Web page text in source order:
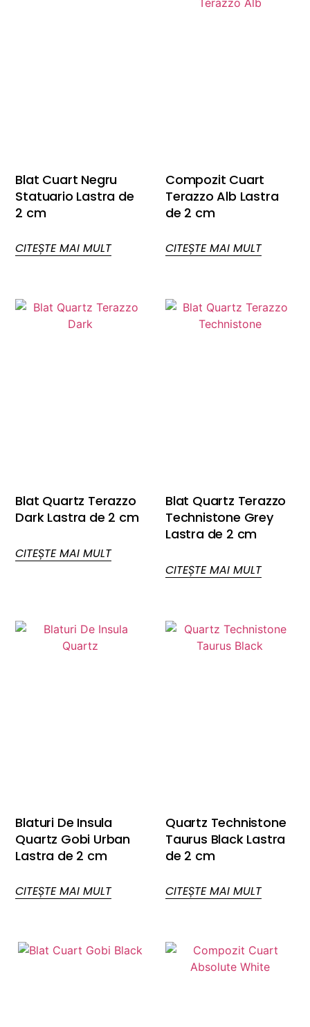
Blat Cuart Negru
Statuario Lastra de
2 cm
CITEȘTE MAI MULT
Compozit Cuart
Terazzo Alb Lastra
de 2 cm
CITEȘTE MAI MULT
Blat Quartz Terazzo
Dark Lastra de 2 cm
CITEȘTE MAI MULT
Blat Quartz Terazzo
Technistone Grey
Lastra de 2 cm
CITEȘTE MAI MULT
Blaturi De Insula
Quartz Gobi Urban
Lastra de 2 cm
CITEȘTE MAI MULT
Quartz Technistone
Taurus Black Lastra
de 2 cm
CITEȘTE MAI MULT